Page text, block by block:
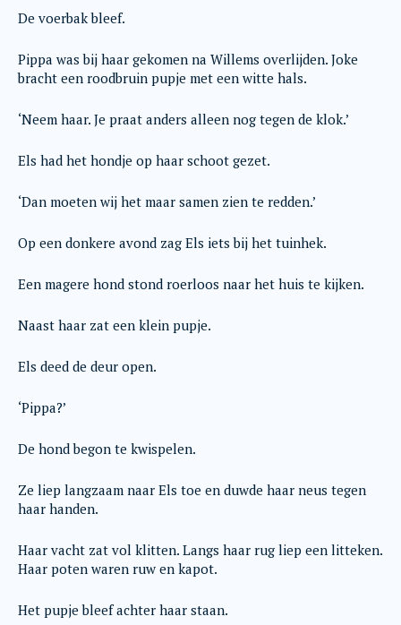
De voerbak bleef.
Pippa was bij haar gekomen na Willems overlijden. Joke
bracht een roodbruin pupje met een witte hals.
‘Neem haar. Je praat anders alleen nog tegen de klok.’
Els had het hondje op haar schoot gezet.
‘Dan moeten wij het maar samen zien te redden.’
Op een donkere avond zag Els iets bij het tuinhek.
Een magere hond stond roerloos naar het huis te kijken.
Naast haar zat een klein pupje.
Els deed de deur open.
‘Pippa?’
De hond begon te kwispelen.
Ze liep langzaam naar Els toe en duwde haar neus tegen
haar handen.
Haar vacht zat vol klitten. Langs haar rug liep een litteken.
Haar poten waren ruw en kapot.
Het pupje bleef achter haar staan.